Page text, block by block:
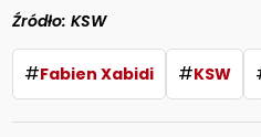
Źródło: KSW
#Fabien Xabidi #KSW